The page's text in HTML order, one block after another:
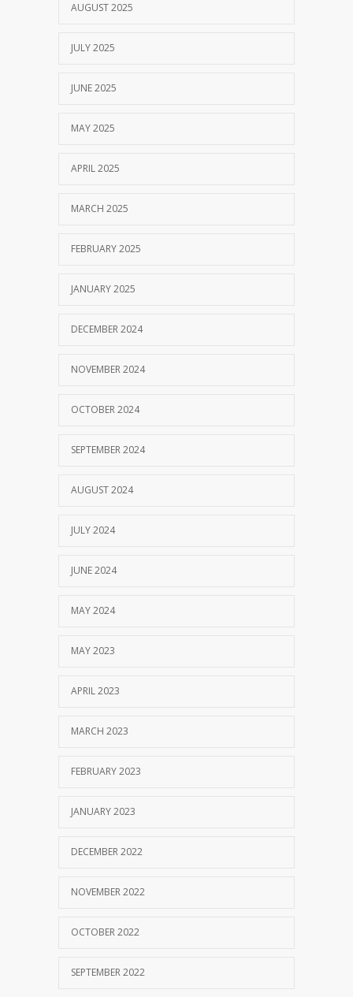
AUGUST 2025
JULY 2025
JUNE 2025
MAY 2025
APRIL 2025
MARCH 2025
FEBRUARY 2025
JANUARY 2025
DECEMBER 2024
NOVEMBER 2024
OCTOBER 2024
SEPTEMBER 2024
AUGUST 2024
JULY 2024
JUNE 2024
MAY 2024
MAY 2023
APRIL 2023
MARCH 2023
FEBRUARY 2023
JANUARY 2023
DECEMBER 2022
NOVEMBER 2022
OCTOBER 2022
SEPTEMBER 2022